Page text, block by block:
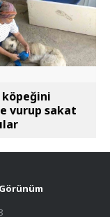
köpeğini
vurup sakat